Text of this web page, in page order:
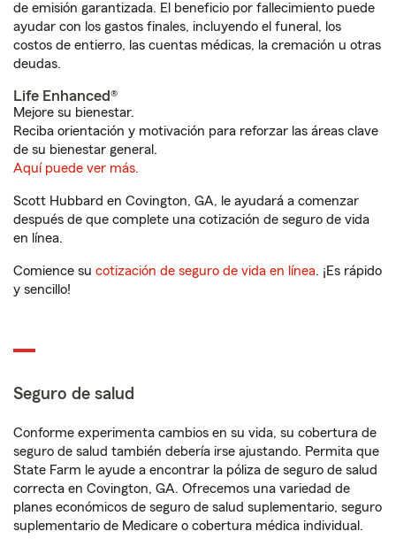
de emisión garantizada. El beneficio por fallecimiento puede
ayudar con los gastos finales, incluyendo el funeral, los
costos de entierro, las cuentas médicas, la cremación u otras
deudas.
Life Enhanced®
Mejore su bienestar.
Reciba orientación y motivación para reforzar las áreas clave
de su bienestar general.
Aquí puede ver más.
Scott Hubbard en Covington, GA, le ayudará a comenzar
después de que complete una cotización de seguro de vida
en línea.
Comience su cotización de seguro de vida en línea. ¡Es rápido
y sencillo!
Seguro de salud
Conforme experimenta cambios en su vida, su cobertura de
seguro de salud también debería irse ajustando. Permita que
State Farm le ayude a encontrar la póliza de seguro de salud
correcta en Covington, GA. Ofrecemos una variedad de
planes económicos de seguro de salud suplementario, seguro
suplementario de Medicare o cobertura médica individual.